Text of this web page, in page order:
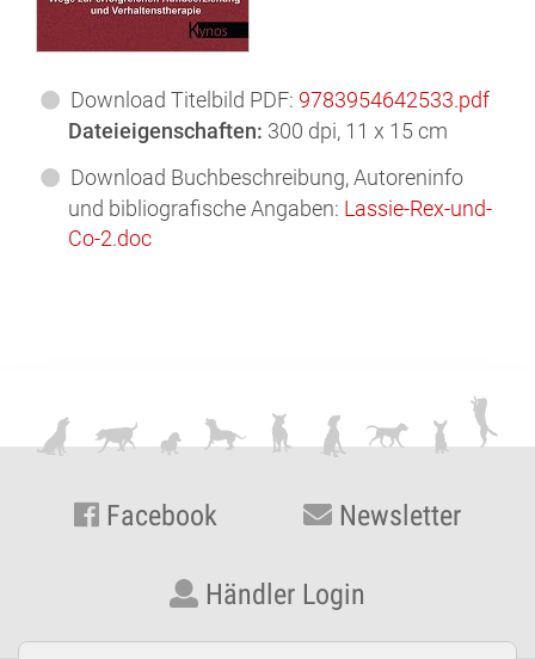
Download Titelbild PDF: 9783954642533.pdf
Dateieigenschaften: 300 dpi, 11 x 15 cm
Download Buchbeschreibung, Autoreninfo
und bibliografische Angaben: Lassie-Rex-und-
Co-2.doc
Facebook Newsletter
Händler Login